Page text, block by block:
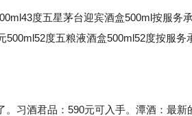
度五星茅台迎宾酒盒500ml按服务
度五粮液酒盒500ml52度按服务
习酒君品：590元可入手。潭酒：最新